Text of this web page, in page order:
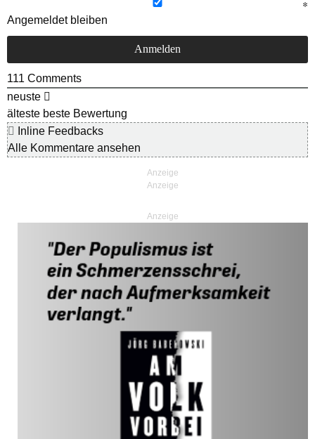
Angemeldet bleiben
111 Comments
neuste
älteste beste Bewertung
Inline Feedbacks
Alle Kommentare ansehen
Anzeige